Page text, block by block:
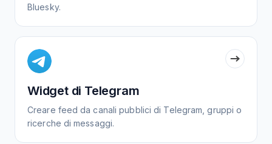
Bluesky.
Widget di Telegram
Creare feed da canali pubblici di Telegram, gruppi o
ricerche di messaggi.